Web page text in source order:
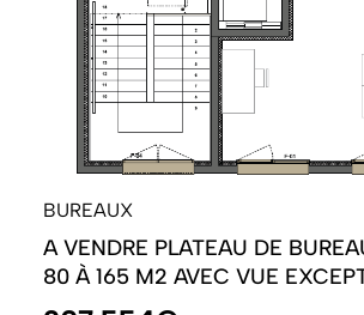
BUREAUX
A VENDRE PLATEAU DE
80 À 165 M2 AVEC VUE